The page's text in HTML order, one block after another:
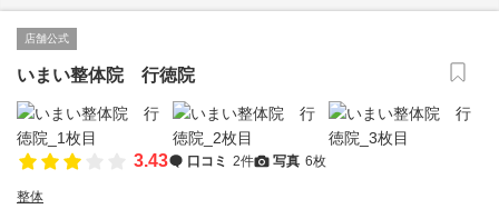
店舗公式
いまい整体院 行徳院
3.43 口コミ 2件 写真 6枚
整体